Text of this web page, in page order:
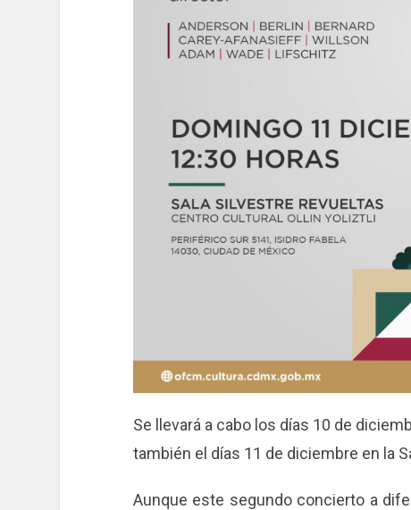
Se llevará a cabo los días 10 de
también el días 11 de diciembre en la
Aunque este segundo concierto a